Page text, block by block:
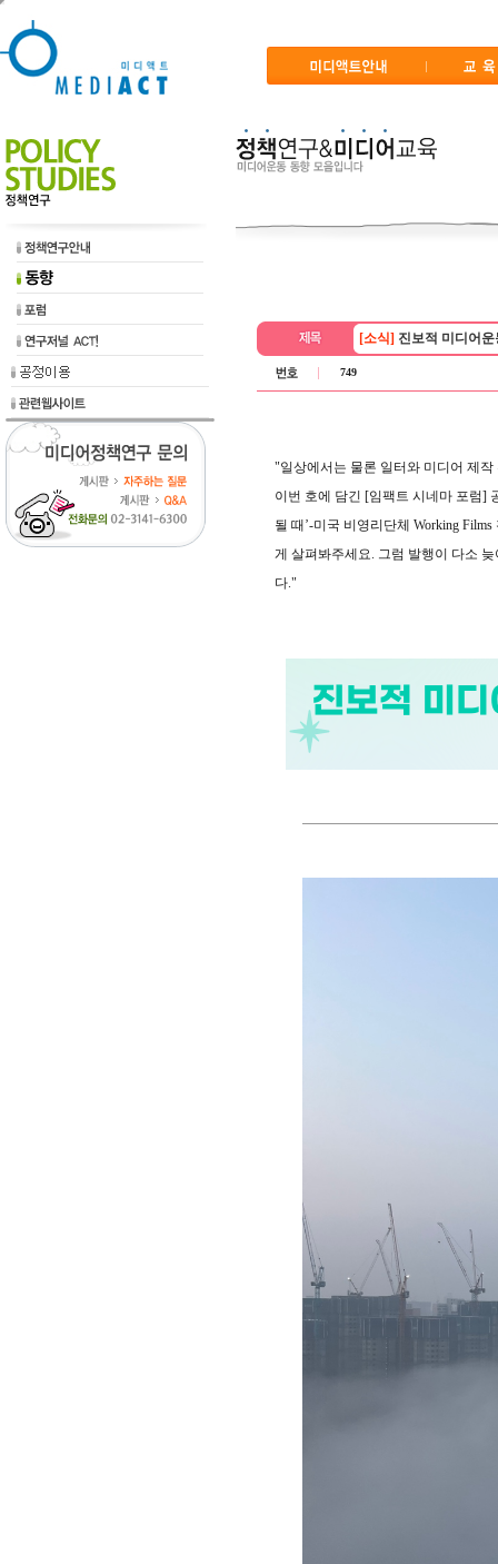
[소식] 진보적 미디어
749
"일상에서는 물론 일터와 미디어 제
이번 호에 담긴 [임팩트 시네마 포럼]
될 때’-미국 비영리단체 Working
게 살펴봐주세요. 그럼 발행이 다소
다."